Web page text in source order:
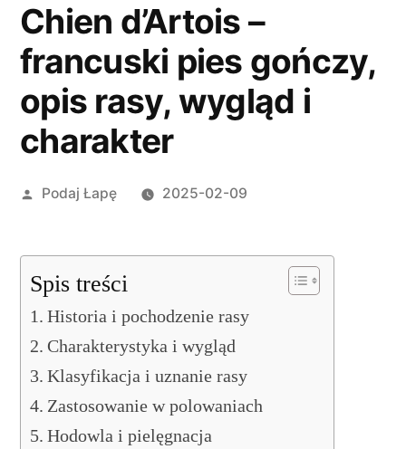
Chien d’Artois –
francuski pies gończy,
opis rasy, wygląd i
charakter
Opublikowane
Podaj Łapę 2025-02-09
Spis treści
Historia i pochodzenie rasy
Charakterystyka i wygląd
Klasyfikacja i uznanie rasy
Zastosowanie w polowaniach
Hodowla i pielęgnacja